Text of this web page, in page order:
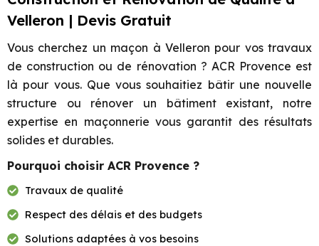
Velleron | Devis Gratuit
Vous cherchez un maçon à Velleron pour vos travaux
de construction ou de rénovation ? ACR Provence est
là pour vous. Que vous souhaitiez bâtir une nouvelle
structure ou rénover un bâtiment existant, notre
expertise en maçonnerie vous garantit des résultats
solides et durables.
Pourquoi choisir ACR Provence ?
Travaux de qualité
Respect des délais et des budgets
Solutions adaptées à vos besoins